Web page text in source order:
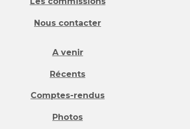
Nous contacter
A venir
Récents
Comptes-rendus
Photos